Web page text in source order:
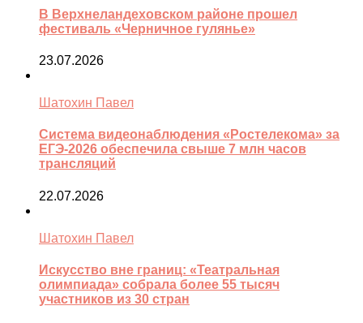
В Верхнеландеховском районе прошел
фестиваль «Черничное гулянье»
23.07.2026
Шатохин Павел
Система видеонаблюдения «Ростелекома» за
ЕГЭ-2026 обеспечила свыше 7 млн часов
трансляций
22.07.2026
Шатохин Павел
Искусство вне границ: «Театральная
олимпиада» собрала более 55 тысяч
участников из 30 стран